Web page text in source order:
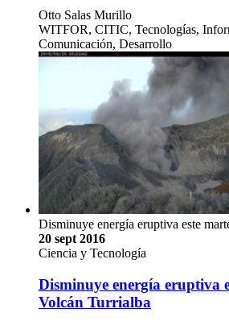
Otto Salas Murillo
WITFOR, CITIC, Tecnologías,
Comunicación, Desarrollo
Disminuye energía eruptiva este
20 sept 2016
Ciencia y Tecnología
Disminuye energía eruptiva
Volcán Turrialba